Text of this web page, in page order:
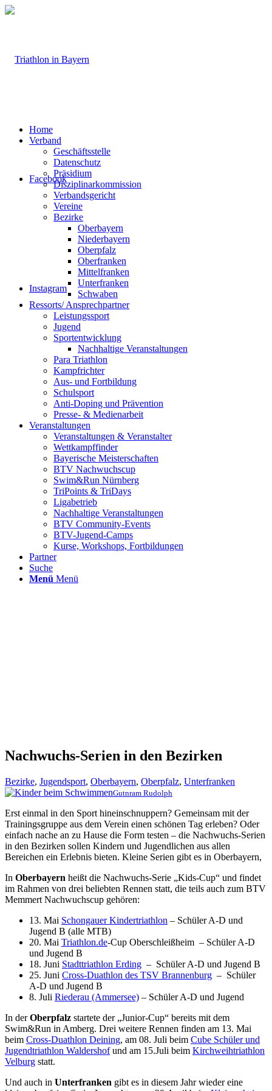
Facebook
Instagram
Home
Verband
Geschäftsstelle
Datenschutz
Präsidium
Disziplinarkommission
Verbandsgericht
Vereine
Bezirke
Oberbayern
Niederbayern
Oberpfalz
Oberfranken
Mittelfranken
Unterfranken
Schwaben
Ressorts/ Ansprechpartner
Leistungssport
Jugend
Sportentwicklung
Nachhaltige Veranstaltungen
Para Triathlon
Kampfrichter
Aus- und Fortbildung
Schulsport
Anti-Doping und Prävention
Presse- & Medienarbeit
Veranstaltungen
Veranstaltungen & Veranstalter
Wettkampffinder
Bayerische Meisterschaften
BTV Nachwuchscup
Swim&Run Nürnberg
TriPoints & TriDays
Ligabetrieb
Nachhaltige Veranstaltungen
BTV Community-Events
BTV-Jugend-Camps
Kurse, Workshops, Fortbildungen
Partner
Suche
Menü Menü
Nachwuchs-Serien in den Bezirken
Bezirke, Jugendsport, Oberbayern, Oberpfalz, Unterfranken
Gutnram Rudolph
Erst einmal in den Sport hineinschnuppern? Gemeinsam mit der
Trainingsgruppe aus dem Verein einen schönen Tag erleben? Oder
einfach nache an zu Hause die Form testen – die Nachwuchs-Serien
in den Bezirken sollen Kindern und Jugendlichen aus allen
Bereichen ein Erlebnis bieten. Kleine Serien gibt es in Oberbayern,
In Oberbayern heißt die Nachwuchs-Serie „Kids-Cup“ und findet
im Rahmen von drei beliebten Rennen statt, die teils auch zum BTV
Memmert Nachwuchscup gehören:
13. Mai Schongauer Kindertriathlon – Schüler A-D und
Jugend B (alle MTB)
20. Mai Triathlon.de-Cup Oberschleißheim – Schüler A-D
und Jugend B
18. Juni Stadttriathlon Erding – Schüler A-D und Jugend B
25. Juni Cross-Duathlon des TSV Brannenburg – Schüler
A-D und Jugend B
8. Juli Riederau (Ammersee) – Schüler A-D und Jugend
In derOberpfalz startete der „Junior-Cup“ bereits mit dem
Swim&Run in Amberg. Drei weitere Rennen finden am 13. Mai
beim Cross-Duathlon Deining, am 08. Juli beim Cube Schüler und
Jugendtriathlon Waldershofund am 15.Juli beim Kirchweihtriathlon
Velburg statt.
Und auch in Unterfranken gibt es in diesem Jahr wieder eine